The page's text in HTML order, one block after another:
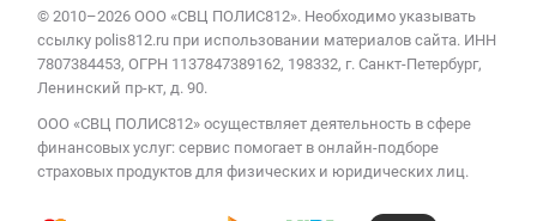
© 2010–2026 ООО «СВЦ ПОЛИС812». Необходимо указывать
ссылку polis812.ru при использовании материалов сайта. ИНН
7807384453, ОГРН 1137847389162, 198332, г. Санкт-Петербург,
Ленинский пр-кт, д. 90.
ООО «СВЦ ПОЛИС812» осуществляет деятельность в сфере
финансовых услуг: сервис помогает в онлайн-подборе
страховых продуктов для физических и юридических лиц.